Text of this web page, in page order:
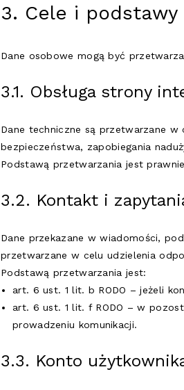
3. Cele i
Dane osobowe mogą być
3.1. Obsługa strony
Dane techniczne są przetwarzane w
bezpieczeństwa, zapobiegania
Podstawą przetwarzania jest
3.2. Kontakt i
Dane przekazane w wiadomości,
przetwarzane w celu udzielenia
Podstawą przetwarzania jest:
art. 6 ust. 1 lit. b RODO – jeżeli
art. 6 ust. 1 lit. f RODO – w
prowadzeniu komunikacji.
3.3. Konto